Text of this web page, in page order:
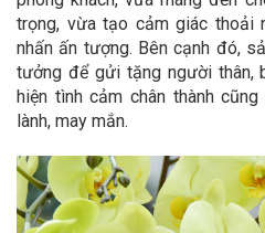
trọng, vừa tạo cảm giác thoải
nhấn ấn tượng. Bên cạnh đó,
tưởng để gửi tặng người thân,
hiện tình cảm chân thành
lành, may mắn.